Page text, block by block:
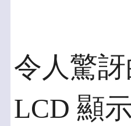
令人驚
LCD 顯